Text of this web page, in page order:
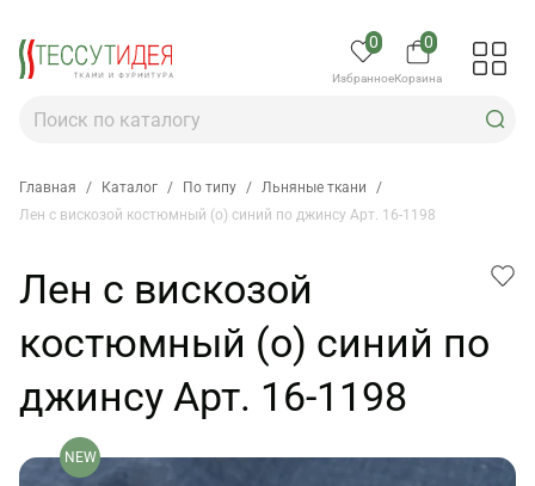
0
Избранное
0
Корзина
Главная / Каталог / По типу / Льняные ткани
/
Лен с вискозой костюмный (о) синий по джинсу Арт. 16-1198
Лен с вискозой
костюмный (о) синий по
джинсу Арт. 16-1198
NEW